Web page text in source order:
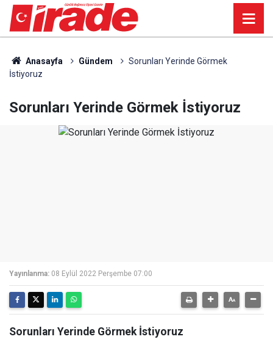
Anasayfa Gündem
Sorunları Yerinde Görmek
İstiyoruz
Sorunları Yerinde Görmek İstiyoruz
Yayınlanma: 08 Eylül 2022 Perşembe 07:00
Sorunları Yerinde Görmek İstiyoruz